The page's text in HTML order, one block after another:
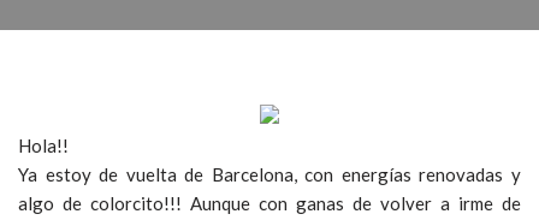
Hola!!
Ya estoy de vuelta de Barcelona, con energías renovadas y
algo de colorcito!!! Aunque con ganas de volver a irme de